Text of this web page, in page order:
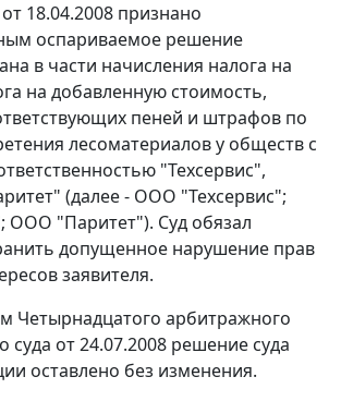
18.04.2008 признано
оспариваемое решение
в части начисления налога на
на добавленную стоимость,
пеней и штрафов по
лесоматериалов у обществ с
"Техсервис",
(далее - ООО "Техсервис";
"Паритет"). Суд обязал
допущенное нарушение прав
заявителя.
Четырнадцатого арбитражного
суда от 24.07.2008 решение суда
оставлено без изменения.